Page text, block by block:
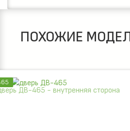
ПОХОЖИЕ
ДВ-454